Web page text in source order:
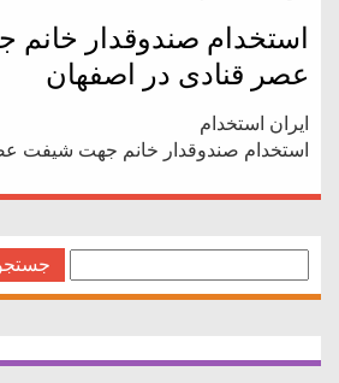
استخدام صندوقدار
عصر قنادی در اصفهان
ایران استخدام
استخدام صندوقدار خانم جهت شیفت